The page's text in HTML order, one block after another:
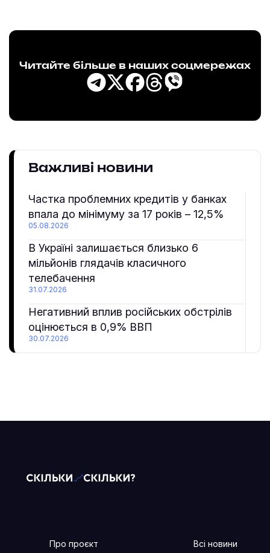
Читайте більше в наших соцмережах
Важливі новини
Частка проблемних кредитів у банках
впала до мінімуму за 17 років – 12,5%
05.08.2026
В Україні залишається близько 6
мільйонів глядачів класичного
телебачення
31.07.2026
Негативний вплив російських обстрілів
оцінюється в 0,9% ВВП
30.07.2026
Про проєкт
Всі новини